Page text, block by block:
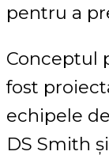
pentru a
Conceptul
fost
echipele
DS Smith